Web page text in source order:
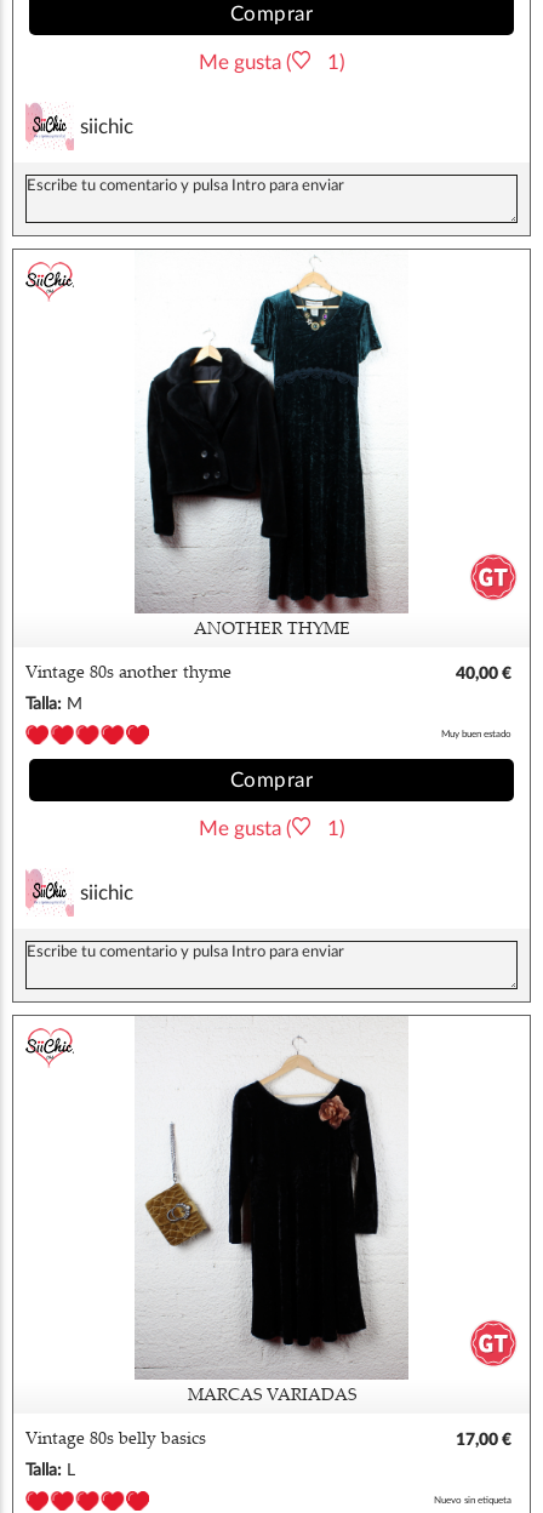
Comprar
Me gusta ( 1)
siichic
ANOTHER THYME
Vintage 80s another thyme
40,00 €
Talla: M
Muy buen estado
Comprar
Me gusta ( 1)
siichic
MARCAS VARIADAS
Vintage 80s belly basics
17,00 €
Talla: L
Nuevo sin etiqueta